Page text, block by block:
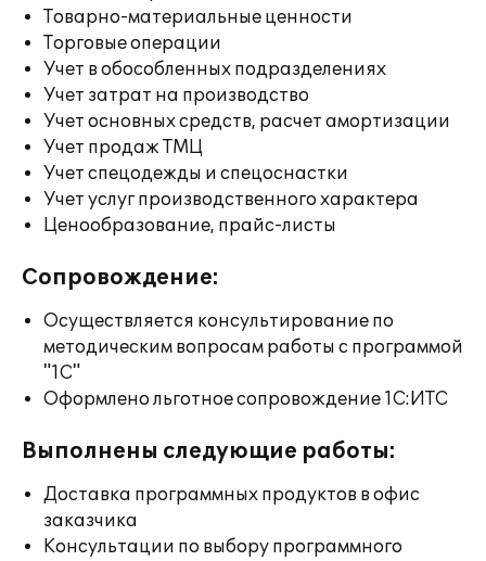
Товарно-материальные ценности
Торговые операции
Учет в обособленных подразделениях
Учет затрат на производство
Учет основных средств, расчет амортизации
Учет продаж ТМЦ
Учет спецодежды и спецоснастки
Учет услуг производственного характера
Ценообразование, прайс-листы
Сопровождение:
Осуществляется консультирование по
методическим вопросам работы с программой
"1С"
Оформлено льготное сопровождение 1С:ИТС
Выполнены следующие работы:
Доставка программных продуктов в офис
заказчика
Консультации по выбору программного